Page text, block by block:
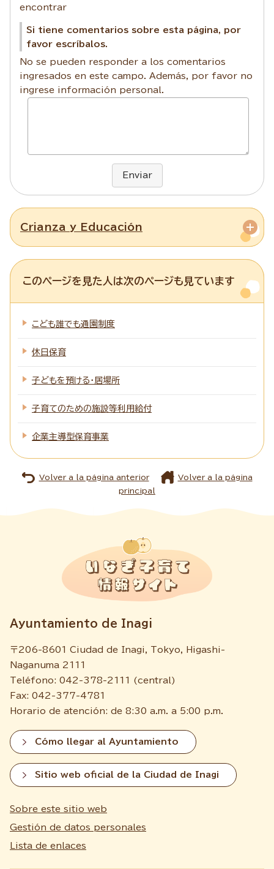
encontrar
Si tiene comentarios sobre esta página, por
favor escríbalos.
No se pueden responder a los comentarios
ingresados en este campo. Además, por favor no
ingrese información personal.
Enviar
Crianza y Educación
このページを見た人は次のページも見ています
こども誰でも通園制度
休日保育
子どもを預ける・居場所
子育てのための施設等利用給付
企業主導型保育事業
Volver a la página anterior
Volver a la página
principal
Ayuntamiento de Inagi
〒206-8601 Ciudad de Inagi, Tokyo, Higashi-
Naganuma 2111
Teléfono: 042-378-2111 (central)
Fax: 042-377-4781
Horario de atención: de 8:30 a.m. a 5:00 p.m.
Cómo llegar al Ayuntamiento
Sitio web oficial de la Ciudad de Inagi
Sobre este sitio web
Gestión de datos personales
Lista de enlaces